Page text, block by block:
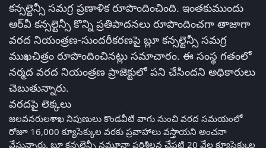
కన్సల్టెన్సీ సమగ్ర ప్రణాళిక రూపొందించింది. ఇంతకుముందు
ఆర్‌వీ కన్సల్టెన్సీ కొన్ని ప్రతిపాదనలు రూపొందించగా తాజాగా
వరద నియంత్రణ-సుందరీకరణపై బ్లూ కన్సల్టెన్సీ సమగ్ర
ముఖచిత్రం రూపొందించినట్లు సమాచారం. ఈ సంస్థ గతంలో
నర్మద వరద నియంత్రణ ప్రాజెక్టులో పని చేసిందని అధికారులు
చెబుతున్నారు.
వరదపై లెక్కలు
జలవనరులశాఖ నిపుణులు కొండవీటి వాగు నుంచి వరద సమయంలో
రోజూ 16,000 క్యూసెక్కుల వరకు ప్రవాహాలు వస్తాయని అంచనా
వేస్తున్నారు. బ్లూ కన్సల్టెన్సీ నమూనా పరిశీలన చేపట్టి 20 వేల క్యూసెక్కుల